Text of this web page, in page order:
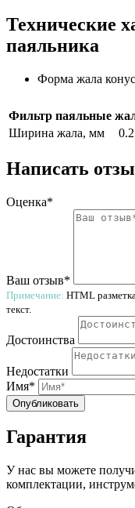
Технические
паяльника
Форма жала конус
Фильтр паяльные
Ширина жала, мм
Написать
Оценка*
Ваш отзыв*
Примечание: HTML
текст.
Достоинства
Недостатки
Имя*
Опубликовать
Гарантия
У нас вы можете
комплектации,